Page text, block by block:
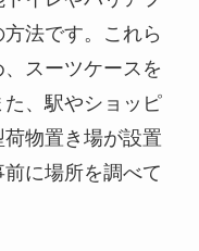
法です。これら
スーツケースを
、駅やショッピ
物置き場が設置
に場所を調べて